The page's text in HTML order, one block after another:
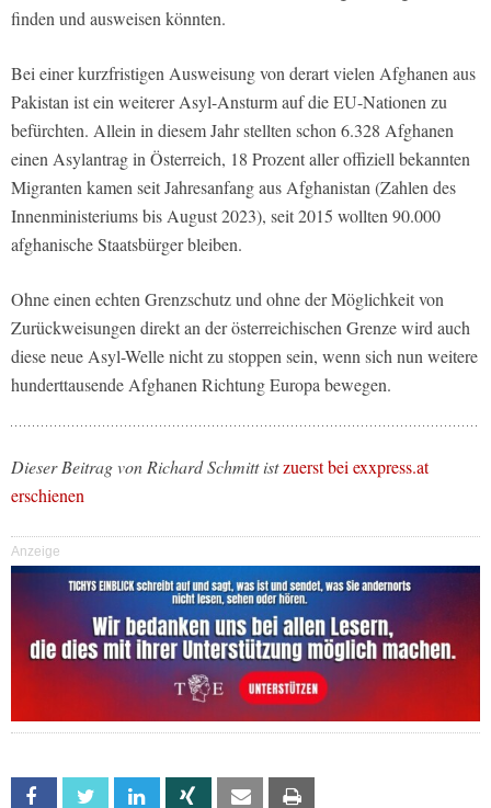
finden und ausweisen könnten.
Bei einer kurzfristigen Ausweisung von derart vielen Afghanen aus
Pakistan ist ein weiterer Asyl-Ansturm auf die EU-Nationen zu
befürchten. Allein in diesem Jahr stellten schon 6.328 Afghanen
einen Asylantrag in Österreich, 18 Prozent aller offiziell bekannten
Migranten kamen seit Jahresanfang aus Afghanistan (Zahlen des
Innenministeriums bis August 2023), seit 2015 wollten 90.000
afghanische Staatsbürger bleiben.
Ohne einen echten Grenzschutz und ohne der Möglichkeit von
Zurückweisungen direkt an der österreichischen Grenze wird auch
diese neue Asyl-Welle nicht zu stoppen sein, wenn sich nun weitere
hunderttausende Afghanen Richtung Europa bewegen.
Dieser Beitrag von Richard Schmitt istzuerst bei exxpress.at
erschienen
Anzeige
Facebook Twitter Linkedin Xing Email